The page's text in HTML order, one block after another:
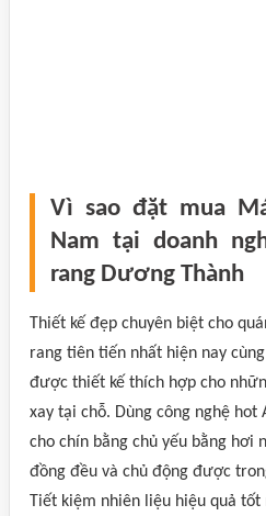
Vì sao đặt mua
Nam tại doanh
rang Dương Thành
Thiết kế đẹp chuyên biệt cho
rang tiên tiến nhất hiện nay
được thiết kế thích hợp cho
xay tại chỗ. Dùng công nghệ
cho chín bằng chủ yếu bằng hơi
đồng đều và chủ động được
Tiết kiệm nhiên liệu hiệu quả